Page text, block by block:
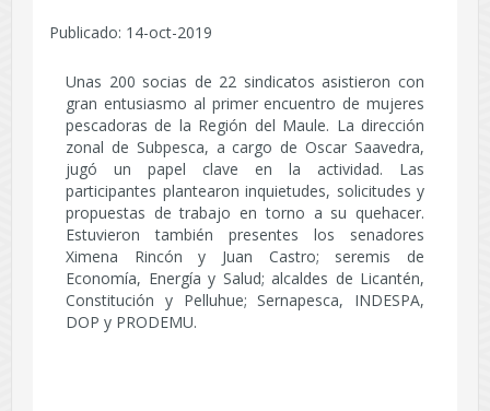
Publicado: 14-oct-2019
Unas 200 socias de 22 sindicatos asistieron con
gran entusiasmo al primer encuentro de mujeres
pescadoras de la Región del Maule. La dirección
zonal de Subpesca, a cargo de Oscar Saavedra,
jugó un papel clave en la actividad. Las
participantes plantearon inquietudes, solicitudes y
propuestas de trabajo en torno a su quehacer.
Estuvieron también presentes los senadores
Ximena Rincón y Juan Castro; seremis de
Economía, Energía y Salud; alcaldes de Licantén,
Constitución y Pelluhue; Sernapesca, INDESPA,
DOP y PRODEMU.